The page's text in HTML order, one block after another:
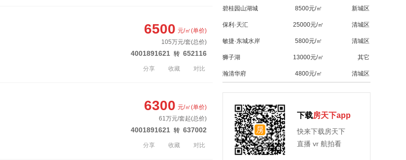
4001891621 转 652116
6500 元/㎡(单价)
105万元/套(总价)
分享 收藏 对比
4001891621 转 637002
6300 元/㎡(单价)
61万元/套起(总价)
分享 收藏 对比
碧桂园山湖城 8500元/㎡ 新城区
保利·天汇 25000元/㎡ 清城区
敏捷·东城水岸 5800元/㎡ 清城区
狮子湖 13000元/㎡ 其它
瀚清华府 4800元/㎡ 清城区
下载房天下app
快来下载房天下
直播 vr 航拍看